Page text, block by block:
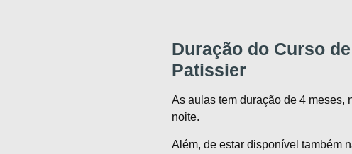
Duração do Curso
Patissier
As aulas tem duração de 4 meses,
noite.
Além, de estar disponível também